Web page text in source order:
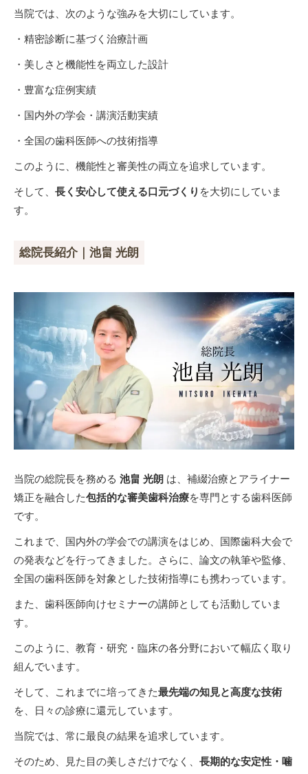
当院では、次のような強みを大切にしています。
・精密診断に基づく治療計画
・美しさと機能性を両立した設計
・豊富な症例実績
・国内外の学会・講演活動実績
・全国の歯科医師への技術指導
このように、機能性と審美性の両立を追求しています。
そして、 長く安心して使える口元づくり を大切にしていま
す。
総院長紹介｜池畠 光朗
当院の総院長を務める 池畠 光朗 は、補綴治療とアライナー
矯正を融合した包括的な審美歯科治療を専門とする歯科医師
です。
これまで、国内外の学会での講演をはじめ、国際歯科大会で
の発表などを行ってきました。さらに、論文の執筆や監修、
全国の歯科医師を対象とした技術指導にも携わっています。
また、歯科医師向けセミナーの講師としても活動していま
す。
このように、教育・研究・臨床の各分野において幅広く取り
組んでいます。
そして、これまでに培ってきた最先端の知見と高度な技術
を、日々の診療に還元しています。
当院では、常に最良の結果を追求しています。
そのため、見た目の美しさだけでなく、 長期的な安定性・噛